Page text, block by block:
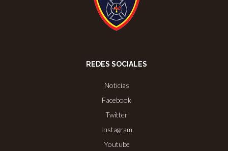
REDES SOCIALES
Noticias
Facebook
Twitter
Instagram
Youtube